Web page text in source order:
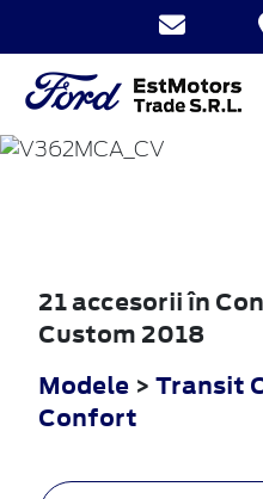
CUSTOM
21 accesorii în
Custom 2018
Modele > Transit
Confort